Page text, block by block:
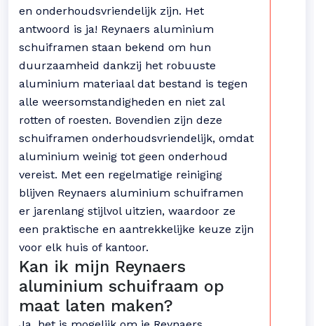
en onderhoudsvriendelijk zijn. Het
antwoord is ja! Reynaers aluminium
schuiframen staan bekend om hun
duurzaamheid dankzij het robuuste
aluminium materiaal dat bestand is tegen
alle weersomstandigheden en niet zal
rotten of roesten. Bovendien zijn deze
schuiframen onderhoudsvriendelijk, omdat
aluminium weinig tot geen onderhoud
vereist. Met een regelmatige reiniging
blijven Reynaers aluminium schuiframen
er jarenlang stijlvol uitzien, waardoor ze
een praktische en aantrekkelijke keuze zijn
voor elk huis of kantoor.
Kan ik mijn Reynaers
aluminium schuifraam op
maat laten maken?